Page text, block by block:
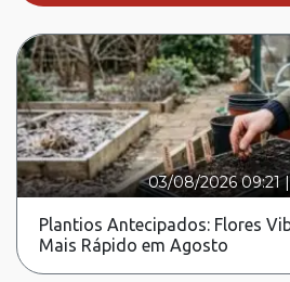
03/08/2026 09:21
Plantios Antecipados: Flores
Mais Rápido em Agosto